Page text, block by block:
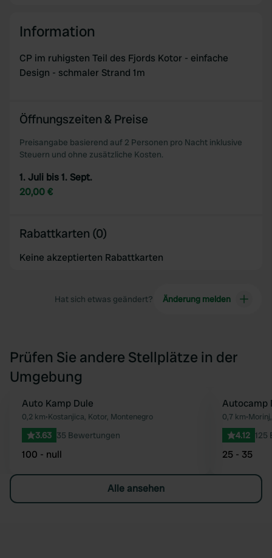
Information
CP im ruhigsten Teil des Fjords Kotor - einfache
Design - schmaler Strand 1m
Öffnungszeiten & Preise
Preisangabe basierend auf 2 Personen pro Nacht inklusive
Steuern und ohne zusätzliche Kosten.
1. Juli bis 1. Sept.
20,00 €
Rabattkarten (0)
Keine akzeptierten Rabattkarten
Hat sich etwas geändert? Änderung melden
Prüfen Sie andere Stellplätze in der
Umgebung
Auto Kamp Dule
0,2 km•Kostanjica, Kotor, Montenegro
3.63 35 Bewertungen
100 - null
Autocamp
0,7 km•
4.12 125
25 - 35
Alle ansehen